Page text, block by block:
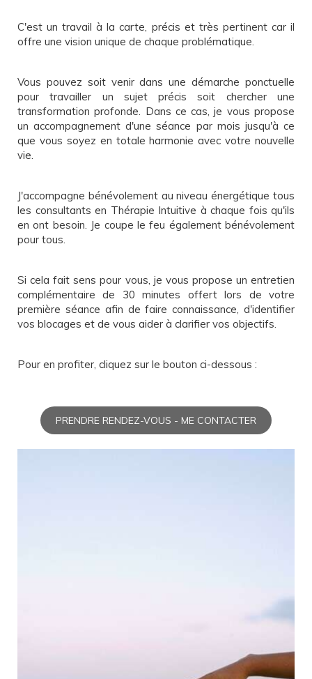
C'est un travail à la carte, précis et très pertinent car il
offre une vision unique de chaque problématique.
Vous pouvez soit venir dans une démarche ponctuelle
pour travailler un sujet précis soit chercher une
transformation profonde. Dans ce cas, je vous propose
un accompagnement d'une séance par mois jusqu'à ce
que vous soyez en totale harmonie avec votre nouvelle
vie.
J'accompagne bénévolement au niveau énergétique tous
les consultants en Thérapie Intuitive à chaque fois qu'ils
en ont besoin. Je coupe le feu également bénévolement
pour tous.
Si cela fait sens pour vous, je vous propose un entretien
complémentaire de 30 minutes offert lors de votre
première séance afin de faire connaissance, d'identifier
vos blocages et de vous aider à clarifier vos objectifs.
Pour en profiter, cliquez sur le bouton ci-dessous :
PRENDRE RENDEZ-VOUS - ME CONTACTER